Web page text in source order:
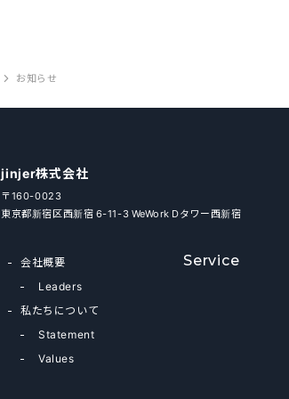
お知らせ
jinjer株式会社
〒160-0023
東京都新宿区西新宿 6-11-3 WeWork Dタワー西新宿
会社概要
Leaders
私たちについて
Statement
Values
Service